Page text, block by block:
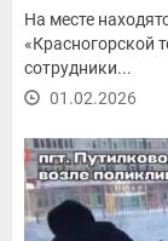
На месте
«Красногорской
сотрудники...
01.02.2026